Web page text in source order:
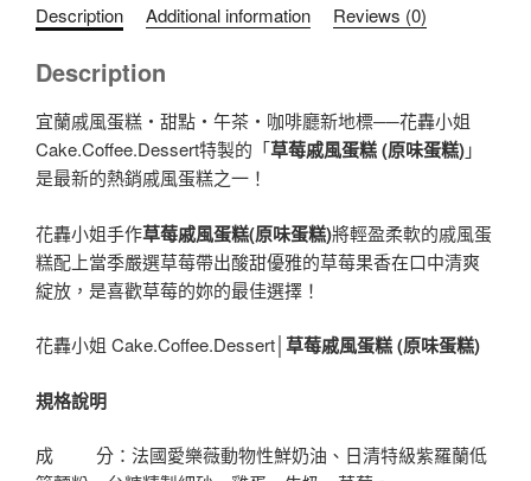
Description Additional information Reviews (0)
Description
宜蘭戚風蛋糕‧甜點‧午茶‧咖啡廳新地標──花轟小姐
Cake.Coffee.Dessert特製的「草莓戚風蛋糕 (原味蛋糕)」
是最新的熱銷戚風蛋糕之一！
花轟小姐手作草莓戚風蛋糕(原味蛋糕)將輕盈柔軟的戚風蛋
糕配上當季嚴選草莓帶出酸甜優雅的草莓果香在口中清爽
綻放， 是喜歡草莓的妳的最佳選擇 ！
花轟小姐 Cake.Coffee.Dessert│ 草莓戚風蛋糕 (原味蛋糕)
規格說明
成 分：法國愛樂薇動物性鮮奶油、日清特級紫羅蘭低